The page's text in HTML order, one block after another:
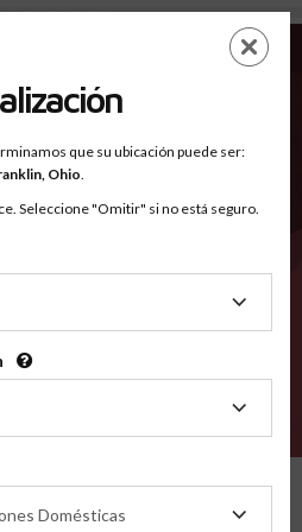
- Condados Reconocidos
EN
Reconocidos
que su ubicación puede ser:
Ohio.
Seleccione "Omitir" si no está seguro.
Domésticas